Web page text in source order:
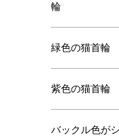
輪
緑色の猫首輪
紫色の猫首輪
バックル色が